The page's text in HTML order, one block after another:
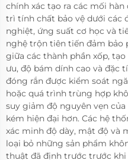
chính xác tạo ra các mối
trì tính chất bảo vệ dưới các
nghiệt, ứng suất cơ học và
nghệ trộn tiên tiến đảm bảo
giữa các thành phần xốp,
ưu, độ bám dính cao và đặc
đóng rắn được kiểm soát
hoặc quá trình trùng hợp
suy giảm độ nguyên vẹn
kém hiện đại hơn. Các hệ
xác minh độ dày, mật độ và
loại bỏ những sản phẩm
thuật đã định trước trước